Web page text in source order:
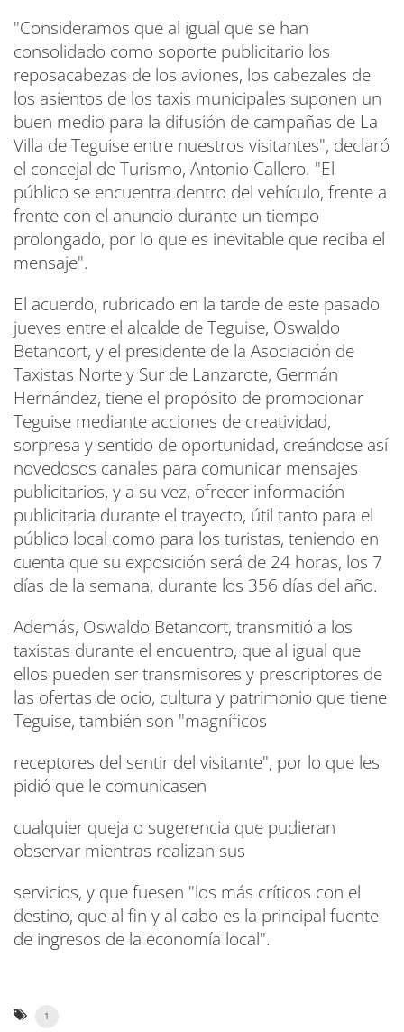
"Consideramos que al igual que se han
consolidado como soporte publicitario los
reposacabezas de los aviones, los cabezales de
los asientos de los taxis municipales suponen un
buen medio para la difusión de campañas de La
Villa de Teguise entre nuestros visitantes", declaró
el concejal de Turismo, Antonio Callero. "El
público se encuentra dentro del vehículo, frente a
frente con el anuncio durante un tiempo
prolongado, por lo que es inevitable que reciba el
mensaje".
El acuerdo, rubricado en la tarde de este pasado
jueves entre el alcalde de Teguise, Oswaldo
Betancort, y el presidente de la Asociación de
Taxistas Norte y Sur de Lanzarote, Germán
Hernández, tiene el propósito de promocionar
Teguise mediante acciones de creatividad,
sorpresa y sentido de oportunidad, creándose así
novedosos canales para comunicar mensajes
publicitarios, y a su vez, ofrecer información
publicitaria durante el trayecto, útil tanto para el
público local como para los turistas, teniendo en
cuenta que su exposición será de 24 horas, los 7
días de la semana, durante los 356 días del año.
Además, Oswaldo Betancort, transmitió a los
taxistas durante el encuentro, que al igual que
ellos pueden ser transmisores y prescriptores de
las ofertas de ocio, cultura y patrimonio que tiene
Teguise, también son "magníficos
receptores del sentir del visitante", por lo que les
pidió que le comunicasen
cualquier queja o sugerencia que pudieran
observar mientras realizan sus
servicios, y que fuesen "los más críticos con el
destino, que al fin y al cabo es la principal fuente
de ingresos de la economía local".
1